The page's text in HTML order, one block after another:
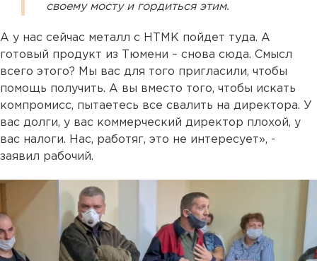
своему мосту и гордиться этим.
А у нас сейчас металл с НТМК пойдет туда. А
готовый продукт из Тюмени – снова сюда. Смысл
всего этого? Мы вас для того пригласили, чтобы
помощь получить. А вы вместо того, чтобы искать
компромисс, пытаетесь все свалить на директора. У
вас долги, у вас коммерческий директор плохой, у
вас налоги. Нас, работяг, это не интересует», -
заявил рабочий.